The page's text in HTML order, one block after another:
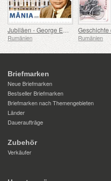
Jubiläen - George Emil Palade Universität für Medizin, Pharmazie, Naturwissenschaften und Technologie von Targu Mures
Rumänien Rumänien
Briefmarken
Neue Briefmarken
Bestseller Briefmarken
Briefmarken nach Themengebieten
Länder
Daueraufträge
Zubehör
Verkäufer